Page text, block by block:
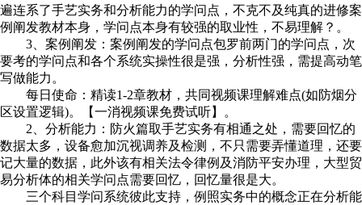
遍连系了手艺实务和分析能力的学问点，不克不及纯真的进修案
例阐发教材本身，学问点本身有较强的取业性，不易理解？。
3、案例阐发：案例阐发的学问点包罗前两门的学问点，次
要考的学问点和各个系统实操性很是强，分析性强，需提高动笔
写做能力。
每日使命：精读1-2章教材，共同视频课理解难点(如防烟分
区设置逻辑)。【一消视频课免费试听】。
2、分析能力：防火篇取手艺实务有相通之处，需要回忆的
数据太多，设备愈加沉视调养及检测，不只需要弄懂道理，还要
记大量的数据，此外该有相关法令律例及消防平安办理，大型贸
易分析体的相关学问点需要回忆，回忆量很是大。
三个科目学问系统彼此支持，例照实务中的概念正在分析能